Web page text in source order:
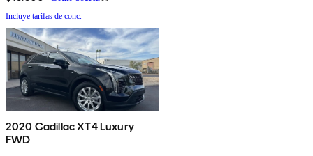
Incluye tarifas de conc.
2020 Cadillac XT4 Luxury
FWD